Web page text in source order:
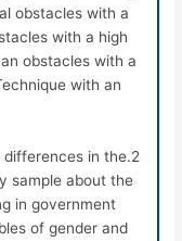
obstacles with a
with a high
obstacles with a
with an
differences in the
sample about the
in government
of gender and